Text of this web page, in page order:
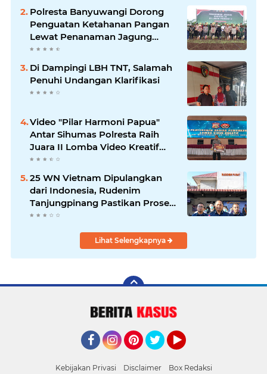
Polresta Banyuwangi Dorong
Penguatan Ketahanan Pangan
Lewat Penanaman Jagung
Kuartal IV 2025
Di Dampingi LBH TNT, Salamah
Penuhi Undangan Klarifikasi
Video "Pilar Harmoni Papua"
Antar Sihumas Polresta Raih
Juara II Lomba Video Kreatif
Hari Bhayangkara ke-80
25 WN Vietnam Dipulangkan
dari Indonesia, Rudenim
Tanjungpinang Pastikan Proses
Sesuai Prosedur
Lihat Selengkapnya
Kebijakan Privasi Disclaimer Box Redaksi